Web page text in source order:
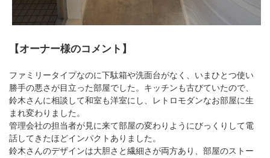
【オーナー様のコメント】
ファミリータイプなのに下駄箱や洗面台がなく、いまひとつ使い
勝手の悪さが目立った部屋でした。キッチンも古びていたので、
鈴木さんに相談して和室も洋室にし、レトロモダンなお部屋に生
まれ変わりました。
管理会社の担当者が見に来て部屋の変わりようにびっくりして電
話してきたほどインパクトありました。
鈴木さんのデザインは大胆さと繊細さが両方あり、部屋のストー